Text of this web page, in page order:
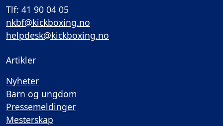
Tlf: 41 90 04 05
nkbf@kickboxing.no
helpdesk@kickboxing.no
Artikler
Nyheter
Barn og ungdom
Pressemeldinger
Mesterskap